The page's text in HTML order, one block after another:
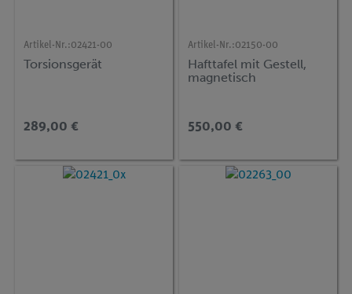
Artikel-Nr.:02421-00
Torsionsgerät
289,00 €
Artikel-Nr.:02150-00
Hafttafel mit Gestell,
magnetisch
550,00 €